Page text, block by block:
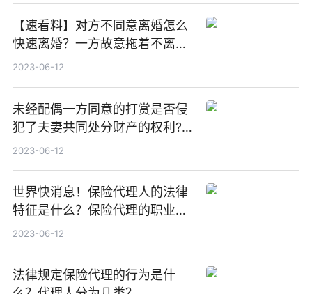
【速看料】对方不同意离婚怎么
快速离婚？一方故意拖着不离婚
怎么处理？
2023-06-12
未经配偶一方同意的打赏是否侵
犯了夫妻共同处分财产的权利?_
每日关注
2023-06-12
世界快消息！保险代理人的法律
特征是什么？保险代理的职业规
则有哪些？
2023-06-12
法律规定保险代理的行为是什